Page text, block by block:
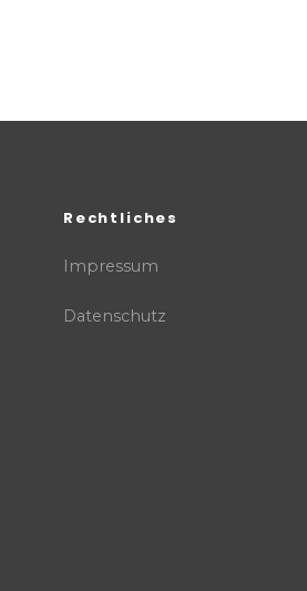
Rechtliches
Impressum
Datenschutz